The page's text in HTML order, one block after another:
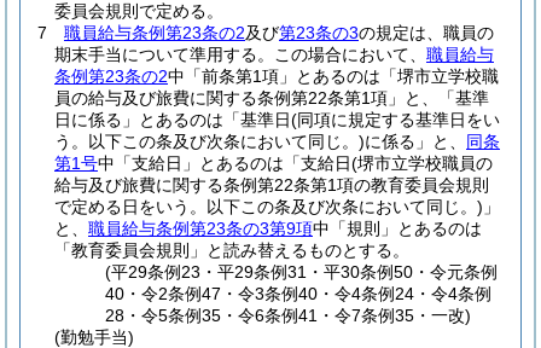
委員会規則で定める。
7
職員給与条例第23条の2及び第23条の3の規定は、職員の
期末手当について準用する。
この場合において、 職員給与
条例第23条の2中「前条第1項」とあるのは「堺市立学校職
員の給与及び旅費に関する条例第22条第1項」と、「基準
日に係る」とあるのは「基準日(同項に規定する基準日をい
う。以下この条及び次条において同じ。)に係る」と、 同条
第1号中「支給日」とあるのは「支給日(堺市立学校職員の
給与及び旅費に関する条例第22条第1項の教育委員会規則
で定める日をいう。以下この条及び次条において同じ。) 」
と、 職員給与条例第23条の3第9項中「規則」とあるのは
「教育委員会規則」と読み替えるものとする。
(平29条例23・平29条例31・平30条例50・令元条例
40・令2条例47・令3条例40・令4条例24・令4条例
28・令5条例35・令6条例41・令7条例35・一改)
(勤勉手当)